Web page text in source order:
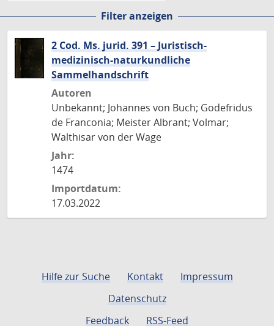
Filter anzeigen
2 Cod. Ms. jurid. 391 – Juristisch-
medizinisch-naturkundliche
Sammelhandschrift
Autoren
Unbekannt; Johannes von Buch; Godefridus
de Franconia; Meister Albrant; Volmar;
Walthisar von der Wage
Jahr:
1474
Importdatum:
17.03.2022
Hilfe zur Suche Kontakt
Impressum
Datenschutz
Feedback
RSS-Feed